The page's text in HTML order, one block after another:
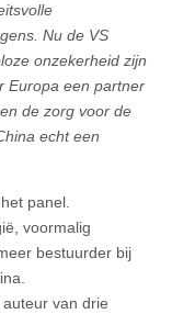
Nu de VS
onzekerheid zijn
Europa een partner
de zorg voor de
echt een
panel.
voormalig
bestuurder bij
van drie